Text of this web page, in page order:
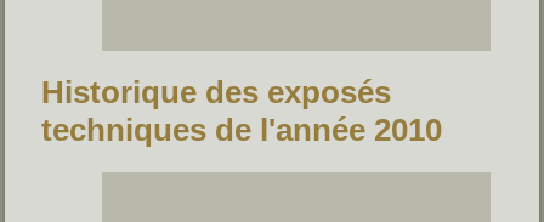
Historique des exposés
techniques de l'année 2010